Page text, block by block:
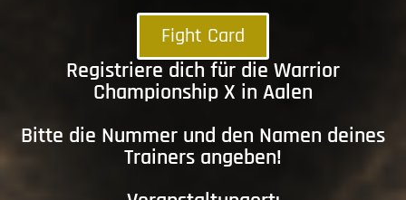
Fight Card
Registriere dich für die Warrior
Championship X in Aalen
Bitte die Nummer und den Namen deines
Trainers angeben!